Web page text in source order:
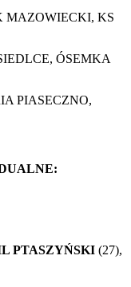
MAZOWIECKI, KS
ÓSEMKA
PIASECZNO,
PTASZYŃSKI (27),